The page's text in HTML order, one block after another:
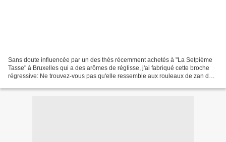
Sans doute influencée par un des thés récemment achetés à "La Setpième
Tasse" à Bruxelles qui a des arômes de réglisse, j'ai fabriqué cette broche
régressive: Ne trouvez-vous pas qu'elle ressemble aux rouleaux de zan de